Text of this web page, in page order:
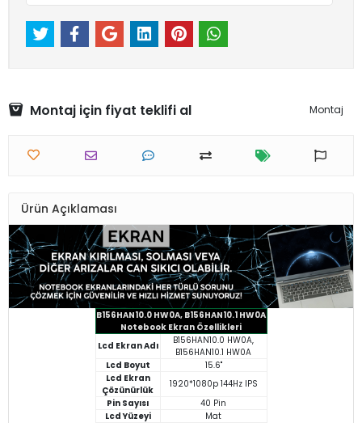
Montaj için fiyat teklifi al Montaj
Ürün Açıklaması
B156HAN10.0 HW0A, B156HAN10.1 HW0A
Notebook Ekran Özellikleri
Lcd Ekran Adı
B156HAN10.0 HW0A,
B156HAN10.1 HW0A
Lcd Boyut
15.6"
Lcd Ekran
Çözünürlük
1920*1080p 144Hz IPS
Pin Sayısı
40 Pin
Lcd Yüzeyi
Mat